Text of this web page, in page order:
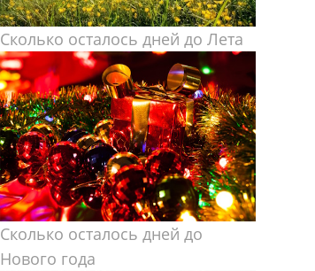
Сколько осталось дней до Лета
Сколько осталось дней до
Нового года